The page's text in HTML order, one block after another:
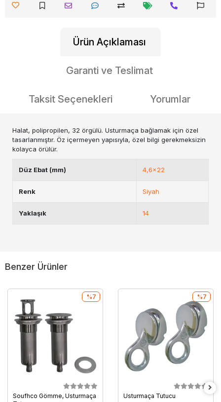
Ürün Açıklaması
Garanti ve Teslimat
Taksit Seçenekleri Yorumlar
Halat, polipropilen, 32 örgülü. Usturmaça bağlamak için özel
tasarlanmıştır. Öz içermeyen yapısıyla, özel bilgi gerekmeksizin
kolayca örülür.
Düz Ebat (mm) 4,6x22
Renk Siyah
Yaklaşık 14
Benzer Ürünler
Soufhco Gömme, Usturmaça
%7
Usturmaça Tutucu
%7